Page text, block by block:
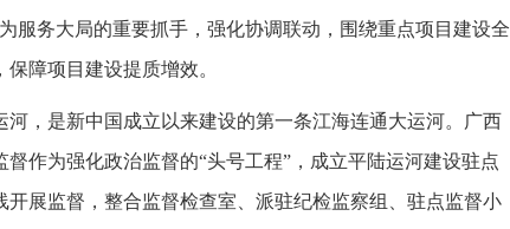
服务大局的重要抓手，强化协调联动，围绕重点项目建设全
障项目建设提质增效。
，是新中国成立以来建设的第一条江海连通大运河。广西
作为强化政治监督的“头号工程”，成立平陆运河建设驻点
展监督，整合监督检查室、派驻纪检监察组、驻点监督小